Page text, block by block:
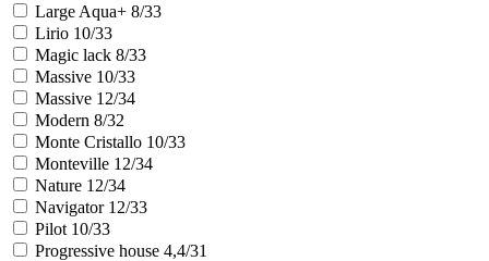
Large Aqua+ 8/33
Lirio 10/33
Magic lack 8/33
Massive 10/33
Massive 12/34
Modern 8/32
Monte Cristallo 10/33
Monteville 12/34
Nature 12/34
Navigator 12/33
Pilot 10/33
Progressive house 4,4/31